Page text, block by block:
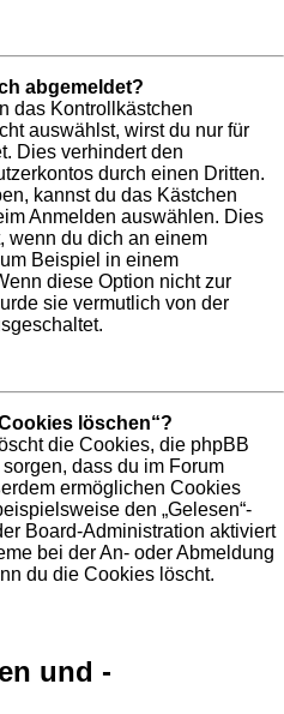
abgemeldet?
das Kontrollkästchen
auswählst, wirst du nur für
Dies verhindert den
durch einen Dritten.
kannst du das Kästchen
Anmelden auswählen. Dies
wenn du dich an einem
Beispiel in einem
diese Option nicht zur
sie vermutlich von der
löschen“?
die Cookies, die phpBB
dass du im Forum
ermöglichen Cookies
den „Gelesen“-
Board-Administration aktiviert
bei der An- oder Abmeldung
du die Cookies löscht.
und -